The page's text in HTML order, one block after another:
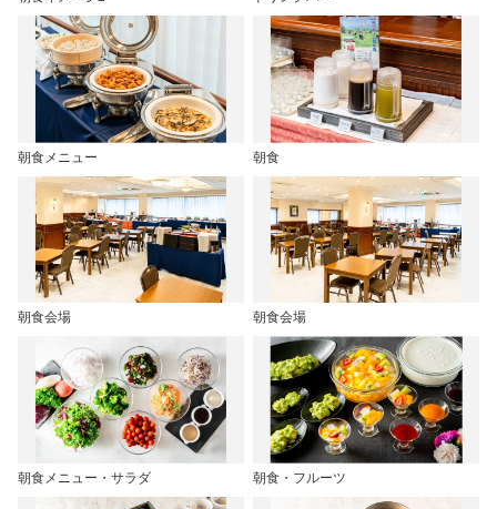
朝食メニュー 朝食
朝食会場 朝食会場
朝食メニュー・サラダ 朝食・フルーツ